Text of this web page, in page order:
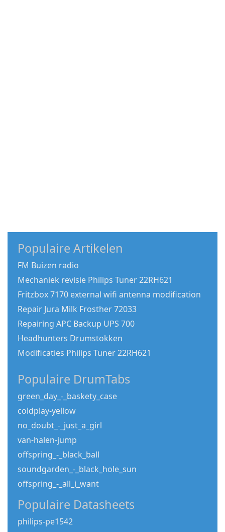
Populaire Artikelen
FM Buizen radio
Mechaniek revisie Philips Tuner 22RH621
Fritzbox 7170 external wifi antenna modification
Repair Jura Milk Frosther 72033
Repairing APC Backup UPS 700
Headhunters Drumstokken
Modificaties Philips Tuner 22RH621
Populaire DrumTabs
green_day_-_baskety_case
coldplay-yellow
no_doubt_-_just_a_girl
van-halen-jump
offspring_-_black_ball
soundgarden_-_black_hole_sun
offspring_-_all_i_want
Populaire Datasheets
philips-pe1542